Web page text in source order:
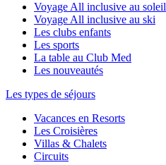
Voyage All inclusive au soleil
Voyage All inclusive au ski
Les clubs enfants
Les sports
La table au Club Med
Les nouveautés
Les types de séjours
Vacances en Resorts
Les Croisières
Villas & Chalets
Circuits